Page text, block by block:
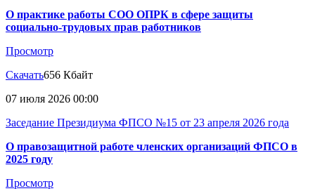
О практике работы СОО ОПРК в сфере защиты
социально-трудовых прав работников
Просмотр
Скачать656 Кбайт
07 июля 2026 00:00
Заседание Президиума ФПСО №15 от 23 апреля 2026 года
О правозащитной работе членских организаций ФПСО в
2025 году
Просмотр